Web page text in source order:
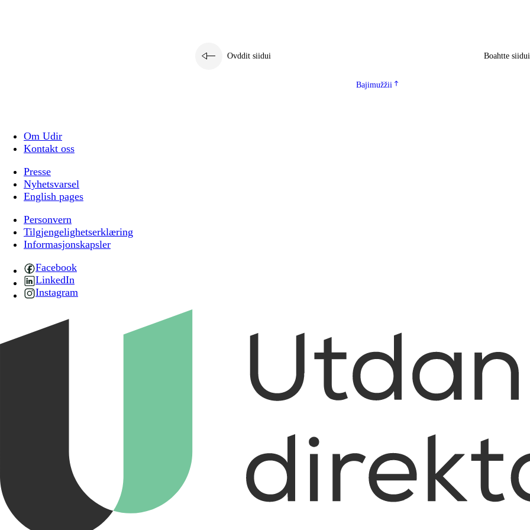
Ovddit siidui Boahtte siidui
Bajimužžii
Om Udir
Kontakt oss
Presse
Nyhetsvarsel
English pages
Personvern
Tilgjengelighetserklæring
Informasjonskapsler
Facebook
LinkedIn
Instagram